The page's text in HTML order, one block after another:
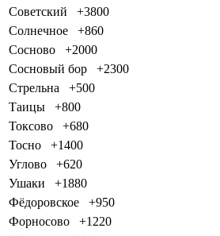
Советский
+3800
Солнечное
+860
Сосново
+2000
Сосновый бор
+2300
Стрельна
+500
Таицы
+800
Токсово
+680
Тосно
+1400
Углово
+620
Ушаки
+1880
Фёдоровское
+950
Форносово
+1220